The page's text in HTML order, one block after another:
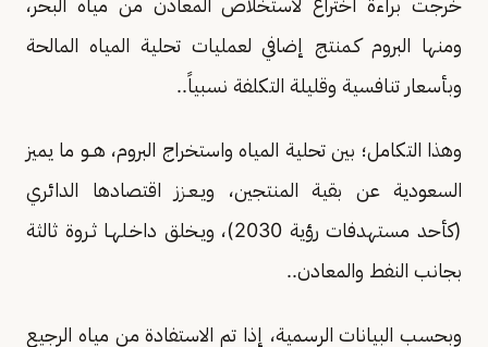
خرجت براءة اختراع لاستخلاص المعادن من مياه البحر،
ومنها البروم كـمنتج إضافي لعمليات تحلية المياه المالحة
وبأسعار تنافسية وقليلة التكلفة نسبياً..
وهذا التكامل؛ بين تحلية المياه واستخراج البروم، هــو ما يميز
السعودية عن بقية المنتجين، ويـعـزز اقتصادها الدائري
(كأحد مستهدفات رؤية 2030)، ويـخلق داخـلهـا ثـروة ثالثة
بجانب النفط والمعادن..
وبحسب البيانات الرسمية، إذا تم الاستفادة من مياه الرجيع